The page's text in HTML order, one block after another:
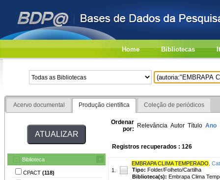
Home Bibliotecas
Acervo documental Produção científica Coleção de periódicos
Biblioteca
CPACT (118)
Ordenar
por: Relevância Autor Título Ano
Registros recuperados : 126
1.
EMBRAPA CLIMA TEMPERADO
Tipo: Folder/Folheto/Cartilha
Biblioteca(s): Embrapa Clima